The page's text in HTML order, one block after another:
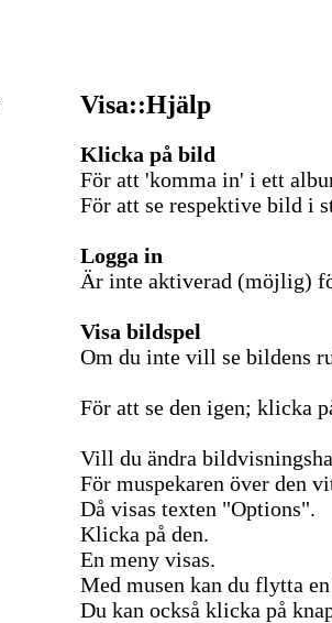
Visa::Hjälp
Klicka på bild
För att 'komma in' i ett
För att se respektive bild i
Logga in
Är inte aktiverad (möjlig)
Visa bildspel
Om du inte vill se bildens
För att se den igen; klicka
Vill du ändra
För muspekaren över den
Då visas texten "Options".
Klicka på den.
En meny visas.
Med musen kan du flytta
Du kan också klicka på